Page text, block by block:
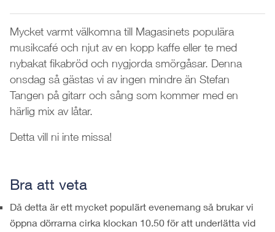
Mycket varmt välkomna till Magasinets populära
musikcafé och njut av en kopp kaffe eller te med
nybakat fikabröd och nygjorda smörgåsar. Denna
onsdag så gästas vi av ingen mindre än Stefan
Tangen på gitarr och sång som kommer med en
härlig mix av låtar.
Detta vill ni inte missa!
Bra att veta
Då detta är ett mycket populärt evenemang så brukar vi
öppna dörrarna cirka klockan 10.50 för att underlätta vid